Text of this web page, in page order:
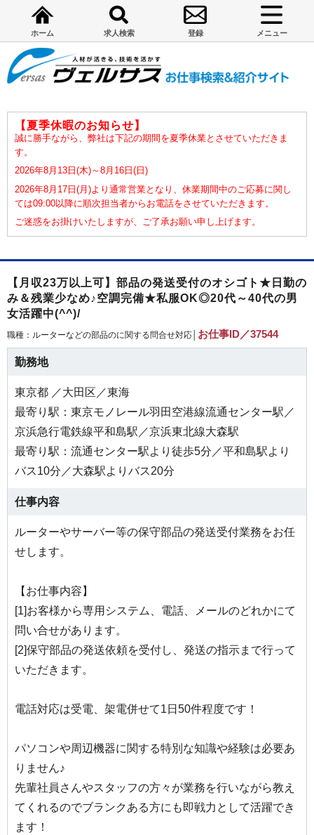
ホーム 求人検索 登録 メニュー
【夏季休暇のお知らせ】
誠に勝手ながら、弊社は下記の期間を夏季休業とさせていただきま
す。
2026年8月13日(木)～8月16日(日)
2026年8月17日(月)より通常営業となり、休業期間中のご応募に関し
ては09:00以降に順次担当者からお電話をさせていただきます。
ご迷惑をお掛けいたしますが、ご了承お願い申し上げます。
【月収23万以上可】部品の発送受付のオシゴト★日勤の
み＆残業少なめ♪空調完備★私服OK◎20代～40代の男
女活躍中(^^)/
職種：ルーターなどの部品のに関する問合せ対応│ お仕事ID／37544
勤務地
東京都 ／大田区／東海
最寄り駅：東京モノレール羽田空港線流通センター駅／
京浜急行電鉄線平和島駅／京浜東北線大森駅
最寄り駅：流通センター駅より徒歩5分／平和島駅より
バス10分／大森駅よりバス20分
仕事内容
ルーターやサーバー等の保守部品の発送受付業務をお任
せします。
【お仕事内容】
[1]お客様から専用システム、電話、メールのどれかにて
問い合せがあります。
[2]保守部品の発送依頼を受付し、発送の指示まで行って
いただきます。
電話対応は受電、架電併せて1日50件程度です！
パソコンや周辺機器に関する特別な知識や経験は必要あ
りません♪
先輩社員さんやスタッフの方々が業務を行いながら教え
てくれるのでブランクある方にも即戦力として活躍でき
ます！